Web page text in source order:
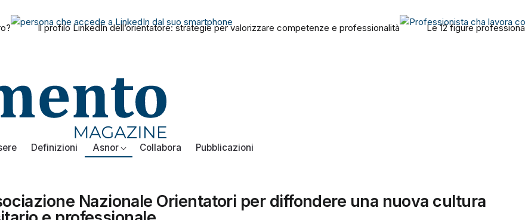
Il profilo LinkedIn dell’orientatore: strategie per valorizzare competenze e professionalità
Le 12 figure
Definizioni Asnor Collabora Pubblicazioni
Nazionale Orientatori per diffondere una nuova cultura